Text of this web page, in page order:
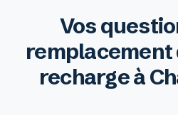
Vos
remplacement
recharge à